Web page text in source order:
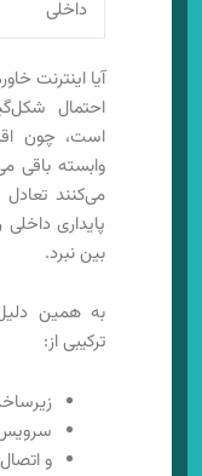
داخلی
آیا اینترنت
احتمال
است، چون
وابسته باقی
می‌کنند
پایداری
بین نبرد.
به همین
ترکیبی از:
و